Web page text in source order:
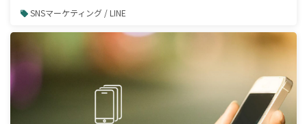
SNSマーケティング / LINE